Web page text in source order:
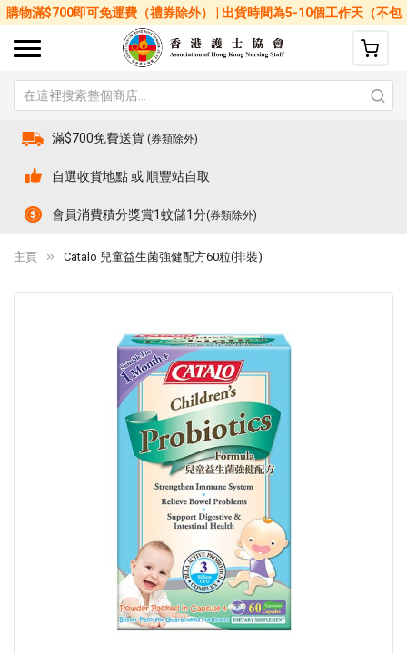
購物滿$700即可免運費（禮券除外） | 出貨時間為5-10個工作天（不包
括星期六、日及公眾假期）
滿$700免費送貨 (券類除外)
自選收貨地點 或 順豐站自取
會員消費積分獎賞1蚊儲1分(券類除外)
主頁 Catalo 兒童益生菌強健配方60粒(排裝)